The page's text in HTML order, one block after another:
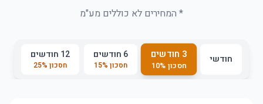
* המחירים לא כוללים מע"מ
חודשי 3 חודשים
חסכון 10%
6 חודשים
חסכון 15%
12 חודשים
חסכון 25%